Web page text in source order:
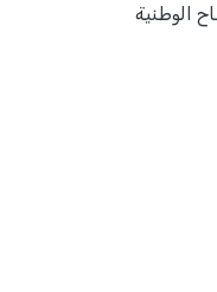
الوطنية